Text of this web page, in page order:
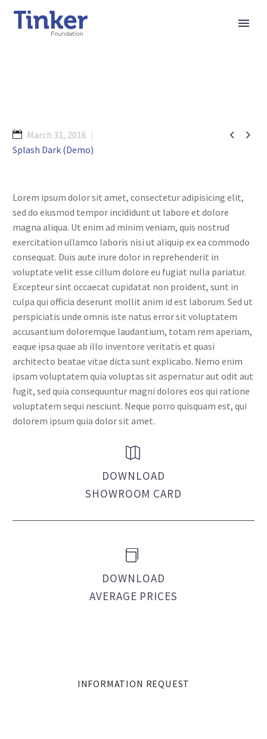
 
March 31, 2016
Splash Dark (Demo)
Lorem ipsum dolor sit amet, consectetur adipisicing elit,
sed do eiusmod tempor incididunt ut labore et dolore
magna aliqua. Ut enim ad minim veniam, quis nostrud
exercitation ullamco laboris nisi ut aliquip ex ea commodo
consequat. Duis aute irure dolor in reprehenderit in
voluptate velit esse cillum dolore eu fugiat nulla pariatur.
Excepteur sint occaecat cupidatat non proident, sunt in
culpa qui officia deserunt mollit anim id est laborum. Sed ut
perspiciatis unde omnis iste natus error sit voluptatem
accusantium doloremque laudantium, totam rem aperiam,
eaque ipsa quae ab illo inventore veritatis et quasi
architecto beatae vitae dicta sunt explicabo. Nemo enim
ipsam voluptatem quia voluptas sit aspernatur aut odit aut
fugit, sed quia consequuntur magni dolores eos qui ratione
voluptatem sequi nesciunt. Neque porro quisquam est, qui
dolorem ipsum quia dolor sit amet.


DOWNLOAD
SHOWROOM CARD


DOWNLOAD
AVERAGE PRICES
INFORMATION REQUEST